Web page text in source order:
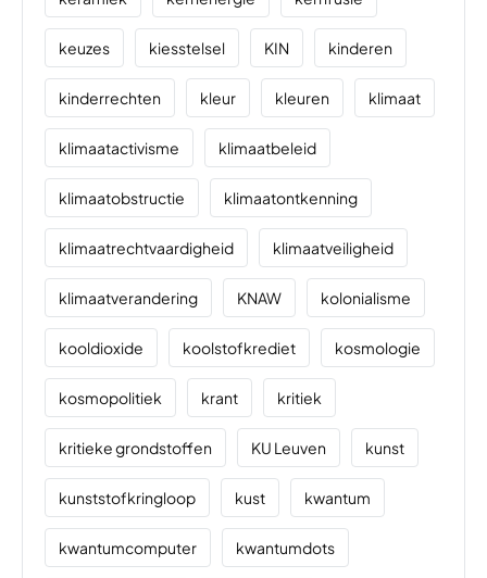
keuzes kiesstelsel KIN kinderen
kinderrechten kleur kleuren klimaat
klimaatactivisme klimaatbeleid
klimaatobstructie klimaatontkenning
klimaatrechtvaardigheid klimaatveiligheid
klimaatverandering KNAW kolonialisme
kooldioxide koolstofkrediet kosmologie
kosmopolitiek krant kritiek
kritieke grondstoffen KU Leuven kunst
kunststofkringloop kust kwantum
kwantumcomputer kwantumdots